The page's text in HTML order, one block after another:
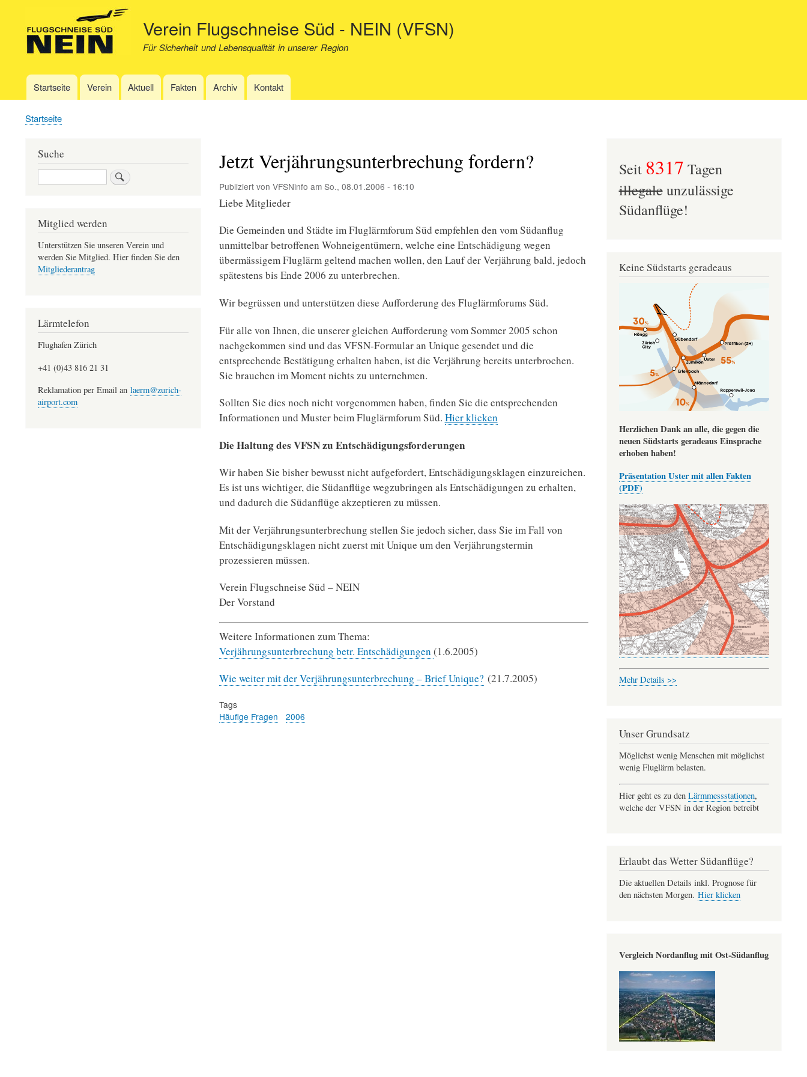
zum
Inhalt
Verein Flugschneise Süd - NEIN (VFSN)
Für Sicherheit und Lebensqualität in unserer Region
Hauptnavigation
Startseite Verein Aktuell Fakten Archiv Kontakt
Pfadnavigation
Startseite
Jetzt Verjährungsunterbrechung fordern?
Publiziert von VFSNinfo am So., 08.01.2006 - 16:10
Liebe Mitglieder
Die Gemeinden und Städte im Fluglärmforum Süd empfehlen den vom Südanflug
unmittelbar betroffenen Wohneigentümern, welche eine Entschädigung wegen
übermässigem Fluglärm geltend machen wollen, den Lauf der Verjährung bald, jedoch
spätestens bis Ende 2006 zu unterbrechen.
Wir begrüssen und unterstützen diese Aufforderung des Fluglärmforums Süd.
Für alle von Ihnen, die unserer gleichen Aufforderung vom Sommer 2005 schon
nachgekommen sind und das VFSN-Formular an Unique gesendet und die
entsprechende Bestätigung erhalten haben, ist die Verjährung bereits unterbrochen.
Sie brauchen im Moment nichts zu unternehmen.
Sollten Sie dies noch nicht vorgenommen haben, finden Sie die entsprechenden
Informationen und Muster beim Fluglärmforum Süd. Hier klicken
Die Haltung des VFSN zu Entschädigungsforderungen
Wir haben Sie bisher bewusst nicht aufgefordert, Entschädigungsklagen einzureichen.
Es ist uns wichtiger, die Südanflüge wegzubringen als Entschädigungen zu erhalten,
und dadurch die Südanflüge akzeptieren zu müssen.
Mit der Verjährungsunterbrechung stellen Sie jedoch sicher, dass Sie im Fall von
Entschädigungsklagen nicht zuerst mit Unique um den Verjährungstermin
prozessieren müssen.
Verein Flugschneise Süd – NEIN
Der Vorstand
Weitere Informationen zum Thema:
Verjährungsunterbrechung betr. Entschädigungen (1.6.2005)
Wie weiter mit der Verjährungsunterbrechung – Brief Unique? (21.7.2005)
Tags
Häufige Fragen
2006
Suche
Suche
Mitglied werden
Unterstützen Sie unseren Verein und
werden Sie Mitglied. Hier finden Sie den
Mitgliederantrag
Lärmtelefon
Flughafen Zürich
+41 (0)43 816 21 31
Reklamation per Email an laerm@zurich-
airport.com
Seit 8317 Tagen
illegaleunzulässige
Südanflüge!
Keine Südstarts geradeaus
Herzlichen Dank an alle, die gegen die
neuen Südstarts geradeaus Einsprache
erhoben haben!
Präsentation Uster mit allen Fakten
(PDF)
Mehr Details >>
Unser Grundsatz
Möglichst wenig Menschen mit möglichst
wenig Fluglärm belasten.
Hier geht es zu den Lärmmessstationen,
welche der VFSN in der Region betreibt
Erlaubt das Wetter Südanflüge?
Die aktuellen Details inkl. Prognose für
den nächsten Morgen. Hier klicken
Vergleich Nordanflug mit Ost-Südanflug